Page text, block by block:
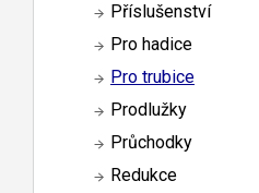
Příslušenství
Pro hadice
Pro trubice
Prodlužky
Průchodky
Redukce